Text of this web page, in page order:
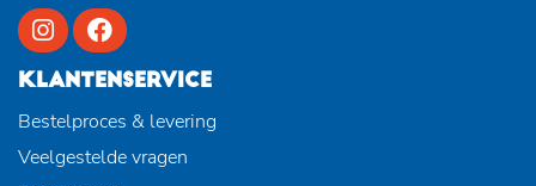
KLANTENSERVICE
Bestelproces & levering
Veelgestelde vragen